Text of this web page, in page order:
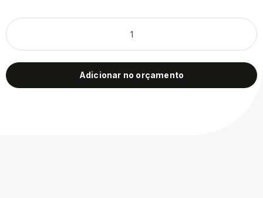
Adicionar no orçamento